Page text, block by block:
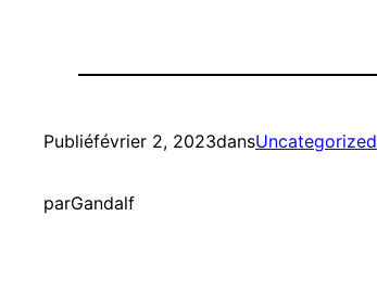
Publiéfévrier 2, 2023dansUncategorized
parGandalf